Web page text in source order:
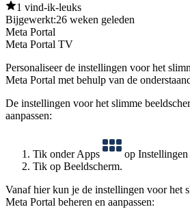
1 vind-ik-leuks
Bijgewerkt:26 weken geleden
Meta Portal
Meta Portal TV
Personaliseer de instellingen voor het
Meta Portal met behulp van de
De instellingen voor het slimme
aanpassen:
Tik onderApps op Instellingen
Tik op Beeldscherm.
Vanaf hier kun je de instellingen voor het
Meta Portal beheren en aanpassen: